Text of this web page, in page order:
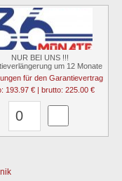
NUR BEI UNS !!!
um 12 Monate
für den Garantievertrag
193.97 € | brutto: 225.00 €